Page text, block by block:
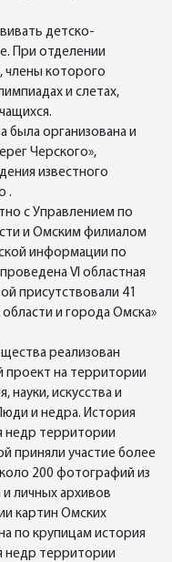
детско-
При отделении
члены которого
и слетах,
была организована и
Черского»,
известного
.
с Управлением по
и Омским филиалом
информации по
VI областная
присутствовали 41
и города Омска»
реализован
на территории
науки, искусства и
и недра. История
недр территории
приняли участие более
200 фотографий из
и личных архивов
картин Омских
по крупицам история
недр территории